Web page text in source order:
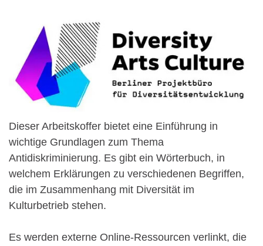
Dieser Arbeitskoffer bietet eine Einführung in
wichtige Grundlagen zum Thema
Antidiskriminierung. Es gibt ein Wörterbuch, in
welchem Erklärungen zu verschiedenen Begriffen,
die im Zusammenhang mit Diversität im
Kulturbetrieb stehen.
Es werden externe Online-Ressourcen verlinkt, die